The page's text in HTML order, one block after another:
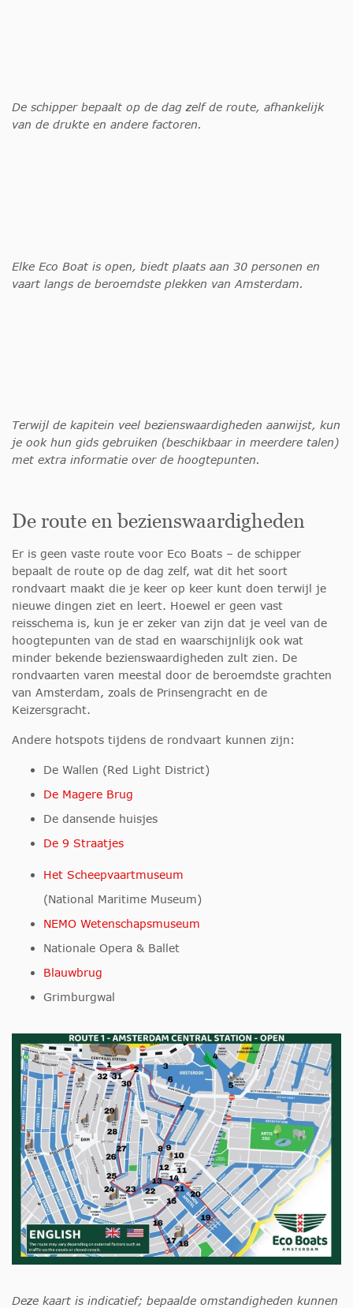
De schipper bepaalt op de dag zelf de route, afhankelijk
van de drukte en andere factoren.
Elke Eco Boat is open, biedt plaats aan 30 personen en
vaart langs de beroemdste plekken van Amsterdam.
Terwijl de kapitein veel bezienswaardigheden aanwijst, kun
je ook hun gids gebruiken (beschikbaar in meerdere talen)
met extra informatie over de hoogtepunten.
De route en bezienswaardigheden
Er is geen vaste route voor Eco Boats – de schipper
bepaalt de route op de dag zelf, wat dit het soort
rondvaart maakt die je keer op keer kunt doen terwijl je
nieuwe dingen ziet en leert. Hoewel er geen vast
reisschema is, kun je er zeker van zijn dat je veel van de
hoogtepunten van de stad en waarschijnlijk ook wat
minder bekende bezienswaardigheden zult zien. De
rondvaarten varen meestal door de beroemdste grachten
van Amsterdam, zoals de Prinsengracht en de
Keizersgracht.
Andere hotspots tijdens de rondvaart kunnen zijn:
De Wallen (Red Light District)
De Magere Brug
De dansende huisjes
De 9 Straatjes
Het Scheepvaartmuseum
(National Maritime Museum)
NEMO Wetenschapsmuseum
Nationale Opera & Ballet
Blauwbrug
Grimburgwal
Deze kaart is indicatief; bepaalde omstandigheden kunnen